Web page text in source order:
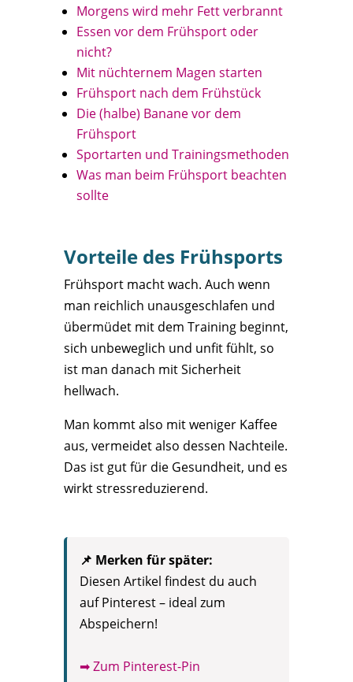
Morgens wird mehr Fett verbrannt
Essen vor dem Frühsport oder
nicht?
Mit nüchternem Magen starten
Frühsport nach dem Frühstück
Die (halbe) Banane vor dem
Frühsport
Sportarten und Trainingsmethoden
Was man beim Frühsport beachten
sollte
Vorteile des Frühsports
Frühsport macht wach. Auch wenn
man reichlich unausgeschlafen und
übermüdet mit dem Training beginnt,
sich unbeweglich und unfit fühlt, so
ist man danach mit Sicherheit
hellwach.
Man kommt also mit weniger Kaffee
aus, vermeidet also dessen Nachteile.
Das ist gut für die Gesundheit, und es
wirkt stressreduzierend.
📌 Merken für später:
Diesen Artikel findest du auch
auf Pinterest – ideal zum
Abspeichern!
➡ Zum Pinterest-Pin